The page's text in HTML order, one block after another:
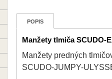
POPIS
Manžety tlmiča SCUDO-
Manžety predných
SCUDO-JUMPY-